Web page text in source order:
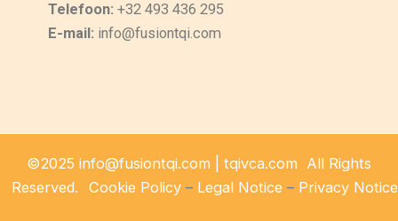
Telefoon: +32 493 436 295
E-mail: info@fusiontqi.com
©2025 info@fusiontqi.com | tqivca.com All Rights
Reserved.
Cookie Policy – Legal Notice – Privacy Notice